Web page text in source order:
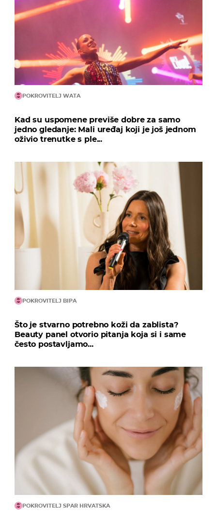
POKROVITELJ WATA
Kad su uspomene previše dobre za samo
jedno gledanje: Mali uređaj koji je još jednom
oživio trenutke s ple...
POKROVITELJ BIPA
Što je stvarno potrebno koži da zablista?
Beauty panel otvorio pitanja koja si i same
često postavljamo...
POKROVITELJ SPAR HRVATSKA